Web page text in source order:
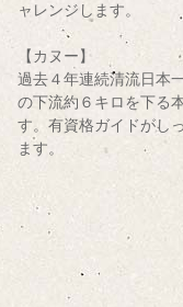
ャレンジします。
【カヌー】
過去４年連続清流日本
の下流約６キロを下る
す。有資格ガイドがし
ます。